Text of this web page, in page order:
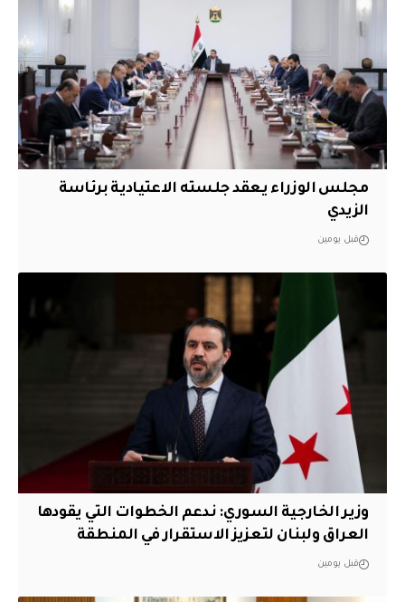
مجلس الوزراء يعقد جلسته الاعتيادية برئاسة
الزيدي
قبل يومين
وزير الخارجية السوري: ندعم الخطوات التي يقودها
العراق ولبنان لتعزيز الاستقرار في المنطقة
قبل يومين